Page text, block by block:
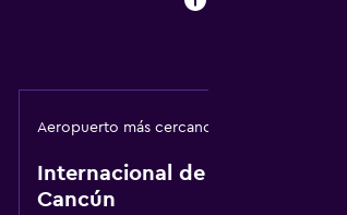
Aeropuerto más cercano
Internacional de
Cancún